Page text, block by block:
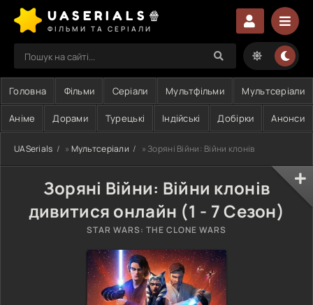
UASERIALS🍿
ФІЛЬМИ ТА СЕРІАЛИ
Головна Фільми Серіали Мультфільми Мультсеріали
Аніме Дорами Турецькі Індійські Добірки Анонси
UASerials » Мультсеріали » Зоряні Війни: Війни клонів
Зоряні Війни: Війни клонів
дивитися онлайн (1 - 7 Сезон)
STAR WARS: THE CLONE WARS